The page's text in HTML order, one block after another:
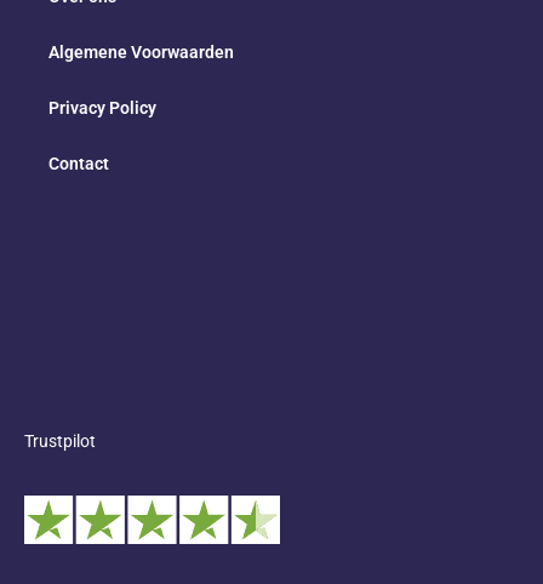
Algemene Voorwaarden
Privacy Policy
Contact
Trustpilot